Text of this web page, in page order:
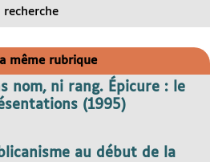
même rubrique
nom, ni rang. Épicure : le
(1995)
au début de la